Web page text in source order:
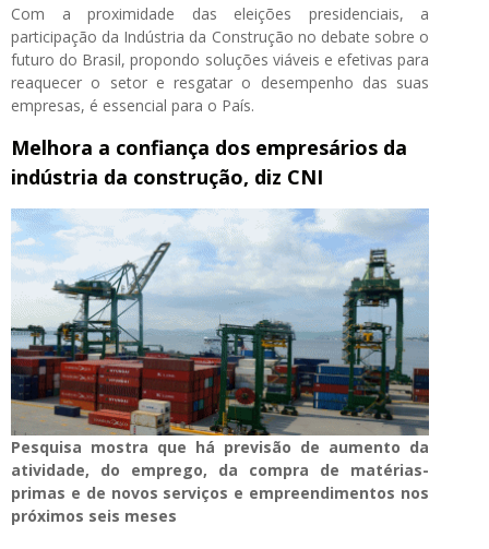
Com a proximidade das eleições presidenciais, a
participação da Indústria da Construção no debate sobre o
futuro do Brasil, propondo soluções viáveis e efetivas para
reaquecer o setor e resgatar o desempenho das suas
empresas, é essencial para o País.
Melhora a confiança dos empresários da
indústria da construção, diz CNI
Pesquisa mostra que há previsão de aumento da
atividade, do emprego, da compra de matérias-
primas e de novos serviços e empreendimentos nos
próximos seis meses